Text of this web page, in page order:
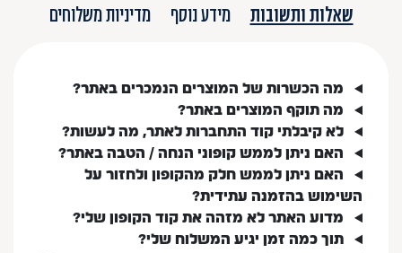
שאלות ותשובות מידע נוסף מדיניות משלוחים
מה הכשרות של המוצרים הנמכרים באתר?
מה תוקף המוצרים באתר?
לא קיבלתי קוד התחברות לאתר, מה לעשות?
האם ניתן לממש קופוני הנחה / הטבה באתר?
האם ניתן לממש חלק מהקופון ולחזור על
השימוש בהזמנה עתידית?
מדוע האתר לא מזהה את קוד הקופון שלי?
תוך כמה זמן יגיע המשלוח שלי?